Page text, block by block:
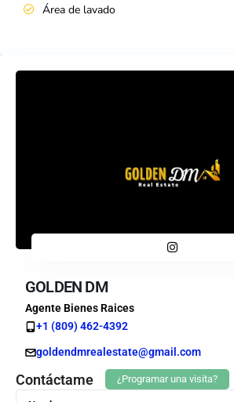
Área de lavado
GOLDEN DM
Agente Bienes Raices
+1 (809) 462-4392
goldendmrealestate@gmail.com
Contáctame ¿Programar una visita?